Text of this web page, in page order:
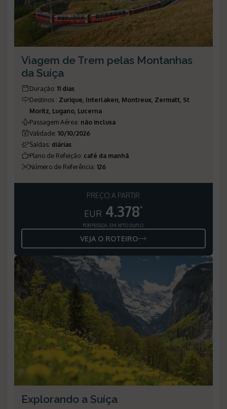
Viagem de Trem pelas Montanhas
da Suíça
Duração: 11 dias
Destinos : Zurique, Interlaken, Montreux, Zermatt, St
Moritz, Lugano, Lucerna
Passagem Aérea: não inclusa
Validade: 10/10/2026
Saídas: diárias
Plano de Refeição: café da manhã
Número de Referência: 126
PREÇO A PARTIR
EUR 4.378*
POR PESSOA, EM APTO DUPLO
VEJA O ROTEIRO
Explorando a Suíça